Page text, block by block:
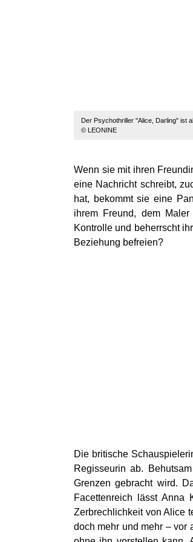
Der Psychothriller "Alice, Darling" ist
© LEONINE
Wenn sie mit ihren
eine Nachricht schreibt,
hat, bekommt sie eine
ihrem Freund, dem
Kontrolle und beherrscht
Beziehung befreien?
Die britische
Regisseurin ab.
Grenzen gebracht wird.
Facettenreich lässt Anna
Zerbrechlichkeit von Alice
doch mehr und mehr – vor